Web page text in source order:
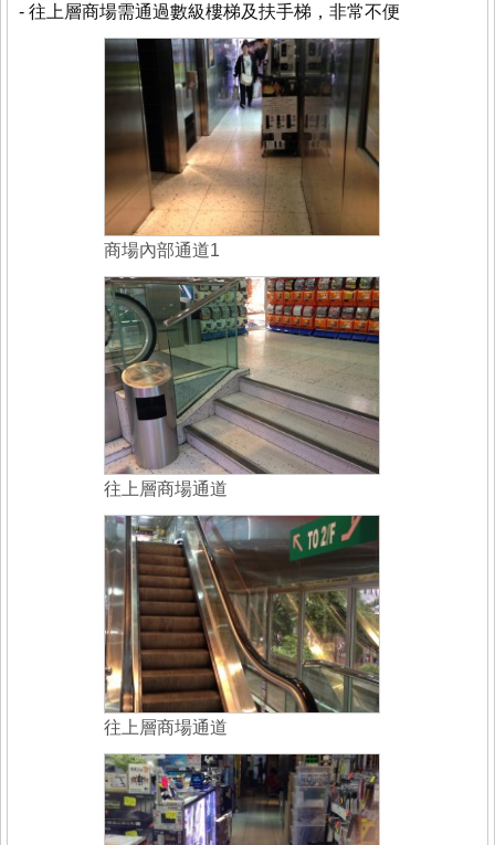
- 往上層商場需通過數級樓梯及扶手梯，非常不便
商場內部通道1
往上層商場通道
往上層商場通道